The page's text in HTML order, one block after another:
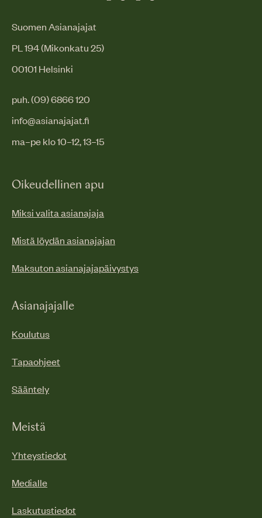
Suomen Asianajajat
PL 194 (Mikonkatu 25)
00101 Helsinki
puh. (09) 6866 120
info@asianajajat.fi
ma–pe klo 10–12, 13–15
Oikeudellinen apu
Miksi valita asianajaja
Mistä löydän asianajajan
Maksuton asianajajapäivystys
Asianajajalle
Koulutus
Tapaohjeet
Sääntely
Meistä
Yhteystiedot
Medialle
Laskutustiedot